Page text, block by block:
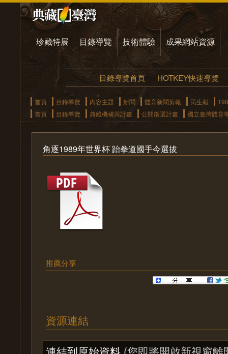
珍藏特展 目錄導覽 技術體驗 成果網站資源
目錄導覽首頁 HOTKEY快速導覽
首頁 目錄導覽 內容主題 新聞 體育新聞剪報 民生報
首頁
目錄導覽 典藏機構與計畫 公開徵選計畫 國立臺灣體育
角逐1989年世界杯 跆拳道國手今選拔
推薦分享
資源連結
連結到原始資料 (您即將開啟新視窗離